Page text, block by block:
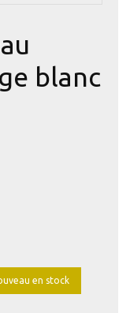
blanc
en stock